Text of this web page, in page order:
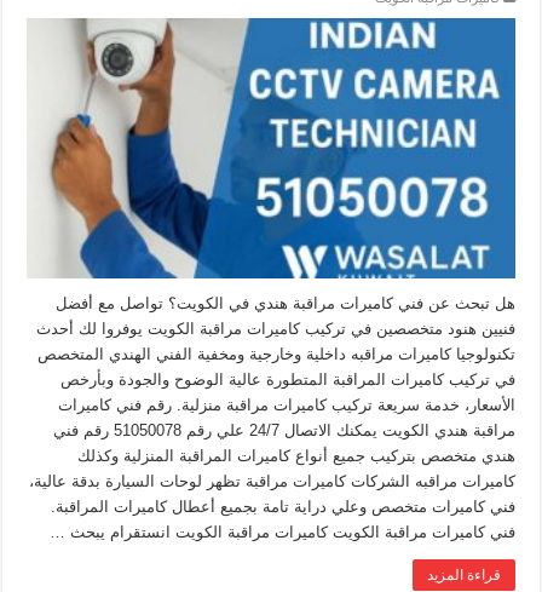
هل تبحث عن فني كاميرات مراقبة هندي في الكويت؟ تواصل مع أفضل
فنيين هنود متخصصين في تركيب كاميرات مراقبة الكويت يوفروا لك أحدث
تكنولوجيا كاميرات مراقبه داخلية وخارجية ومخفية الفني الهندي المتخصص
في تركيب كاميرات المراقبة المتطورة عالية الوضوح والجودة وبأرخص
الأسعار، خدمة سريعة تركيب كاميرات مراقبة منزلية. رقم فني كاميرات
مراقبة هندي الكويت يمكنك الاتصال 24/7 علي رقم 51050078 رقم فني
هندي متخصص بتركيب جميع أنواع كاميرات المراقبة المنزلية وكذلك
كاميرات مراقبه الشركات كاميرات مراقبة تظهر لوحات السيارة بدقة عالية،
فني كاميرات متخصص وعلي دراية تامة بجميع أعطال كاميرات المراقبة.
فني كاميرات مراقبة الكويت كاميرات مراقبة الكويت انستقرام يبحث …
قراءة المزيد